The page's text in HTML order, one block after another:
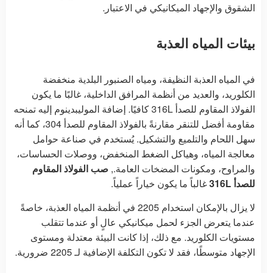
الشقوق والإجهاد الميكانيكي في الاعتبار.
بيئات المياه العذبة
في المياه العذبة النظيفة، ومياه الصنبور البلدية منخفضة
الكلوريد، والعديد من أنظمة المرافق الداخلية، غالبًا ما يكون
الفولاذ المقاوم للصدأ 316L كافيًا. إضافة الموليبدينوم إليه تمنحه
مقاومة أفضل للتنقر مقارنةً بالفولاذ المقاوم للصدأ 304، كما أنه
سهل اللحام والتلميع والتشكيل. يُستخدم في صناعة حوامل
معالجة المياه، وهياكل الضغط المنخفض، ووصلات الحساسات،
والمراوح، ومكونات المضخات العامة., صب الفولاذ المقاوم
للصدأ 316L
غالباً ما يكون خياراً عملياً.
لا يزال بالإمكان استخدام 2205 في أنظمة المياه العذبة، خاصةً
عندما يتعرض الجزء لحمل ميكانيكي عالٍ أو عندما تتقلب
مستويات الكلوريد. مع ذلك، إذا كانت البيئة معتدلة ومستوى
الإجهاد متوسطًا، فقد لا تكون التكلفة الإضافية لـ 2205 ضرورية.